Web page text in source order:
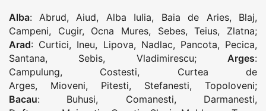
Alba: Abrud, Aiud, Alba Iulia, Baia de Aries, Blaj,
Campeni, Cugir, Ocna Mures, Sebes,Teius, Zlatna;
Arad: Curtici, Ineu, Lipova, Nadlac, Pancota, Pecica,
Santana, Sebis, Vladimirescu;Arges:
Campulung, Costesti, Curtea de
Arges, Mioveni, Pitesti, Stefanesti, Topoloveni;
Bacau: Buhusi, Comanesti, Darmanesti,